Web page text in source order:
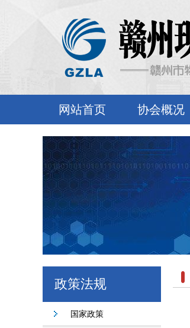
网站首页 协会概况
政策法规
国家政策